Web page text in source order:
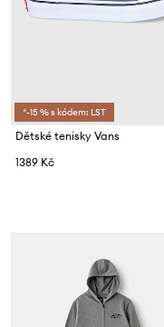
*-15 % s kódem: LST
Dětské tenisky Vans
1389 Kč